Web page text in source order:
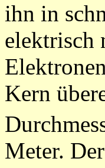
ihn in
elektrisch
Kern
Meter.